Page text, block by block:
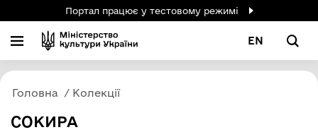
Портал працює у тестовому режимі
EN
Головна Колекції
СОКИРА